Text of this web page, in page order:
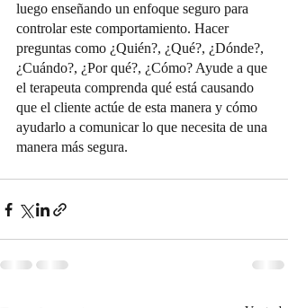
luego enseñando un enfoque seguro para
controlar este comportamiento. Hacer
preguntas como ¿Quién?, ¿Qué?, ¿Dónde?,
¿Cuándo?, ¿Por qué?, ¿Cómo? Ayude a que
el terapeuta comprenda qué está causando
que el cliente actúe de esta manera y cómo
ayudarlo a comunicar lo que necesita de una
manera más segura.